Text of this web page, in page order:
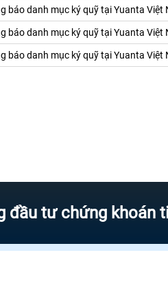
báo danh mục ký quỹ tại Yuanta Việt
báo danh mục ký quỹ tại Yuanta Việt
báo danh mục ký quỹ tại Yuanta Việt
chứng khoán tin